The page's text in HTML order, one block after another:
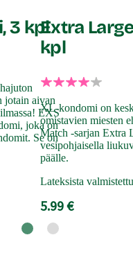
3 kpl
jotain aivan
EXS
joka on
Se on
Extra
kpl
XL-kondomi on
omistavien miesten
Match -sarjan Extra
vesipohjaisella
päälle.
Lateksista
5.99 €